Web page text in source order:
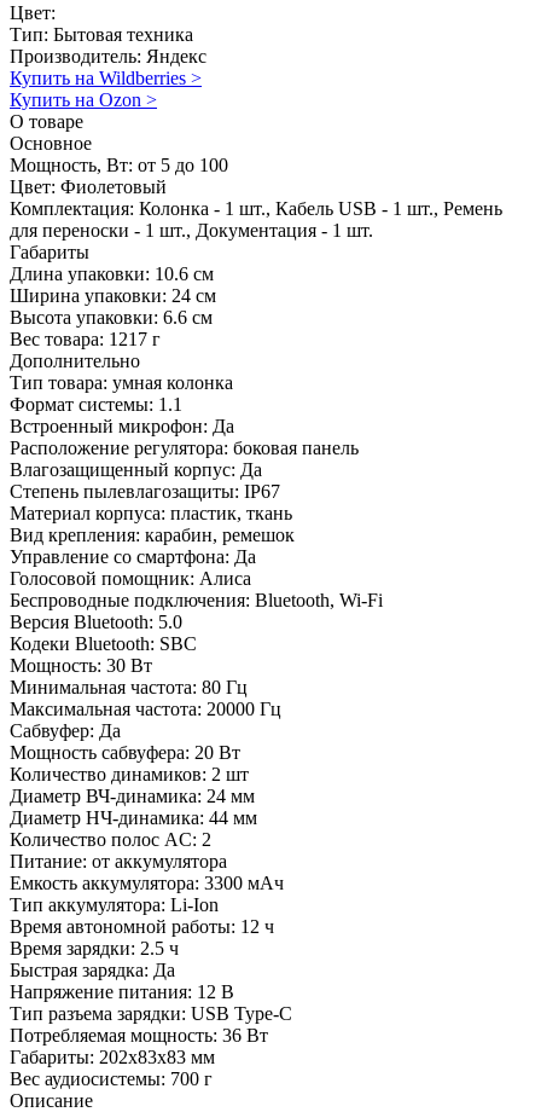
Цвет:
Тип: Бытовая техника
Производитель: Яндекс
Купить на Wildberries >
Купить на Ozon >
О товаре
Основное
Мощность, Вт: от 5 до 100
Цвет: Фиолетовый
Комплектация: Колонка - 1 шт., Кабель USB - 1 шт., Ремень
для переноски - 1 шт., Документация - 1 шт.
Габариты
Длина упаковки: 10.6 см
Ширина упаковки: 24 см
Высота упаковки: 6.6 см
Вес товара: 1217 г
Дополнительно
Тип товара: умная колонка
Формат системы: 1.1
Встроенный микрофон: Да
Расположение регулятора: боковая панель
Влагозащищенный корпус: Да
Степень пылевлагозащиты: IP67
Материал корпуса: пластик, ткань
Вид крепления: карабин, ремешок
Управление со смартфона: Да
Голосовой помощник: Алиса
Беспроводные подключения: Bluetooth, Wi-Fi
Версия Bluetooth: 5.0
Кодеки Bluetooth: SBC
Мощность: 30 Вт
Минимальная частота: 80 Гц
Максимальная частота: 20000 Гц
Сабвуфер: Да
Мощность сабвуфера: 20 Вт
Количество динамиков: 2 шт
Диаметр ВЧ-динамика: 24 мм
Диаметр НЧ-динамика: 44 мм
Количество полос AC: 2
Питание: от аккумулятора
Емкость аккумулятора: 3300 мАч
Тип аккумулятора: Li-Ion
Время автономной работы: 12 ч
Время зарядки: 2.5 ч
Быстрая зарядка: Да
Напряжение питания: 12 B
Тип разъема зарядки: USB Type-C
Потребляемая мощность: 36 Вт
Габариты: 202x83x83 мм
Вес аудиосистемы: 700 г
Описание